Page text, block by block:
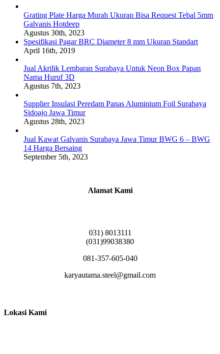
Grating Plate Harga Murah Ukuran Bisa Request Tebal 5mm
Galvanis Hotdeep
Agustus 30th, 2023
Spesifikasi Pagar BRC Diameter 8 mm Ukuran Standart
April 16th, 2019
Jual Akrilik Lembaran Surabaya Untuk Neon Box Papan
Nama Huruf 3D
Agustus 7th, 2023
Supplier Insulasi Peredam Panas Aluminium Foil Surabaya
Sidoajo Jawa Timur
Agustus 28th, 2023
Jual Kawat Galvanis Surabaya Jawa Timur BWG 6 – BWG
14 Harga Bersaing
September 5th, 2023
Alamat Kami
031) 8013111
(031)99038380
081-357-605-040
karyautama.steel@gmail.com
Lokasi Kami